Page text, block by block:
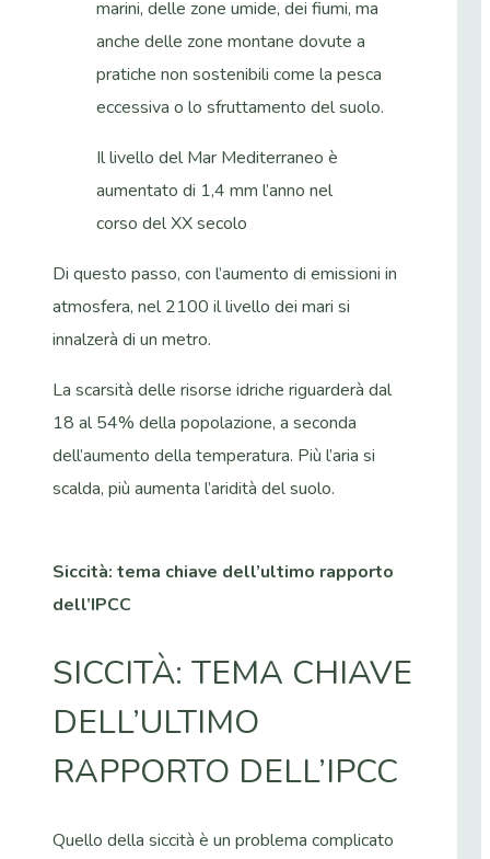
marini, delle zone umide, dei fiumi, ma
anche delle zone montane dovute a
pratiche non sostenibili come la pesca
eccessiva o lo sfruttamento del suolo.
Il livello del Mar Mediterraneo è
aumentato di 1,4 mm l’anno nel
corso del XX secolo
Di questo passo, con l’aumento di emissioni in
atmosfera, nel 2100 il livello dei mari si
innalzerà di un metro.
La scarsità delle risorse idriche riguarderà dal
18 al 54% della popolazione, a seconda
dell’aumento della temperatura. Più l’aria si
scalda, più aumenta l’aridità del suolo.
Siccità: tema chiave dell’ultimo rapporto
dell’IPCC
SICCITÀ: TEMA CHIAVE
DELL’ULTIMO
RAPPORTO DELL’IPCC
Quello della siccità è un problema complicato